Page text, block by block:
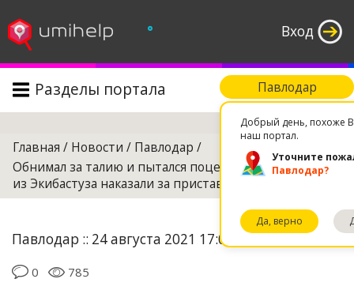
Вход
°
Павлодар
Добрый день, похоже
наш портал.
Уточните
Павлодар?
Да, верно
Разделы портала Поиск
Главная / Новости / Павлодар /
Обнимал за талию и пытался поцеловать директора
из Экибастуза наказали за приставания к учителям
Павлодар :: 24 августа 2021 17:06
0
785